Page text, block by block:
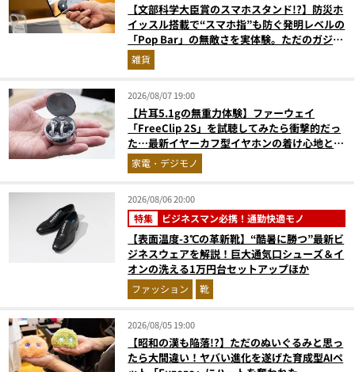
【文部科学大臣賞のスマホスタンド!?】防災ホ
イッスル搭載で“スマホ指”も防ぐ発明レベルの
「Pop Bar」の無敵さを実体験。ただのガジェ
ットじゃない！
雑貨
2026/08/07 19:00
【片耳5.1gの無重力体験】ファーウェイ
「FreeClip 2S」を試聴してみたら衝撃的だっ
た…最新イヤーカフ型イヤホンの着け心地とAI
技術に感動
家電・デジモノ
2026/08/06 20:00
特集 ビジネスマン必携！通勤快適モノ
【表面温度-3℃の革新靴】“酷暑に勝つ”最新ビ
ジネスウェアを解説！巨大通気口シューズ＆イ
オンの洗える1万円台セットアップほか
ファッション 靴
2026/08/05 19:00
【昭和の漢も陥落!?】ただのぬいぐるみと思っ
たら大間違い！ヤバい進化を遂げた育成型AIペ